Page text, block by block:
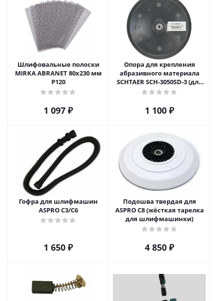
Шлифовальные полоски
MIRKA ABRANET 80х230 мм
Р120
1 097 ₽
Опора для крепления
абразивного материала
SCHTAER SCH-3050SD-3 (для
SCHTAER 5000B)
1 100 ₽
Гофра для шлифмашин
ASPRO C3/С6
1 650 ₽
Подошва твердая для
ASPRO C8 (жёсткая тарелка
для шлифмашинки)
4 850 ₽